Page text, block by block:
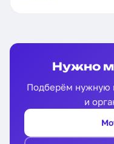
Нужно
Подберём нужную
и